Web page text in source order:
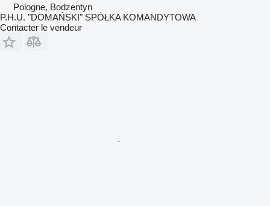
Pologne, Bodzentyn
P.H.U. "DOMAŃSKI" SPÓŁKA KOMANDYTOWA
Contacter le vendeur